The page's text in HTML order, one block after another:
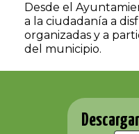
Desde el
a la ciudadanía a
organizadas y a
del municipio.